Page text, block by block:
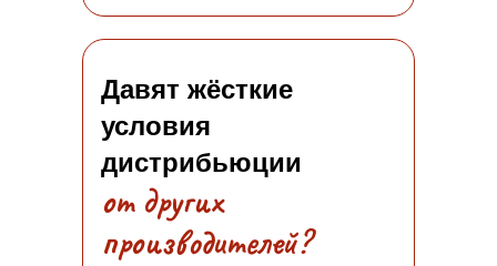
Давят жёсткие
условия
дистрибьюции
от других
производителей?